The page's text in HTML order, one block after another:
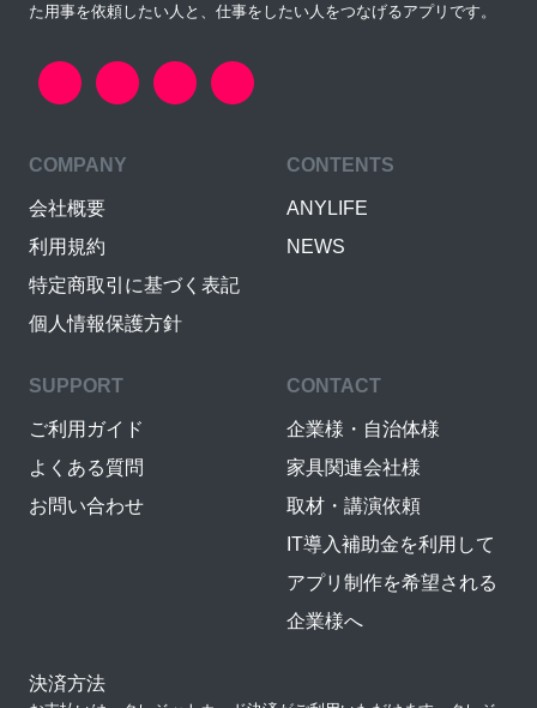
た用事を依頼したい人と、仕事をしたい人をつなげるアプリです。
COMPANY
会社概要
利用規約
特定商取引に基づく表記
個人情報保護方針
CONTENTS
ANYLIFE
NEWS
SUPPORT
ご利用ガイド
よくある質問
お問い合わせ
CONTACT
企業様・自治体様
家具関連会社様
取材・講演依頼
IT導入補助金を利用して
アプリ制作を希望される
企業様へ
決済方法